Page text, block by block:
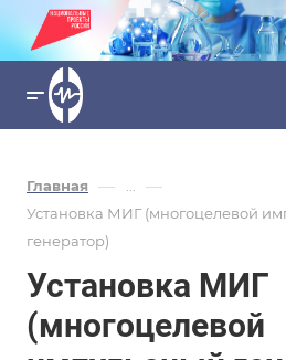
Главная — ... —
Установка МИГ (многоцелевой
генератор)
Установка МИГ
(многоцелевой